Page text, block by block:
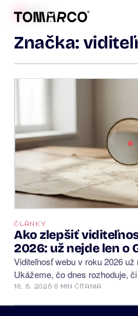
BLOG
Značka:
ČLÁNKY
Ako zlepšiť
2026: už nejde len o
Viditeľnosť webu v roku 2026
Ukážeme, čo dnes rozhoduje,
18. 6. 2026· 8 MIN ČÍTANIA